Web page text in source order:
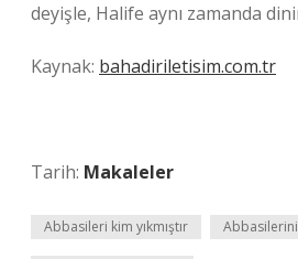
deyişle, Halife aynı zamanda
Kaynak: bahadiriletisim.com.tr
Tarih: Makaleler
Abbasileri kim yıkmıştır